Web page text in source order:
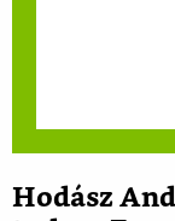
Hodász